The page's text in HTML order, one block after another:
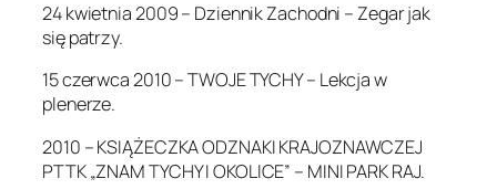
24 kwietnia 2009 – Dziennik Zachodni – Zegar jak
się patrzy.
15 czerwca 2010 – TWOJE TYCHY – Lekcja w
plenerze.
2010 – KSIĄŻECZKA ODZNAKI KRAJOZNAWCZEJ
PTTK „ZNAM TYCHY I OKOLICE” – MINI PARK RAJ.